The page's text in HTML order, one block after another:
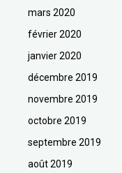
mars 2020
février 2020
janvier 2020
décembre 2019
novembre 2019
octobre 2019
septembre 2019
août 2019